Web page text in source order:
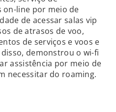
on-line por meio de
de acessar salas vip
de atrasos de voo,
de serviços e voos e
demonstrou o wi-fi
assistência por meio de
necessitar do roaming.